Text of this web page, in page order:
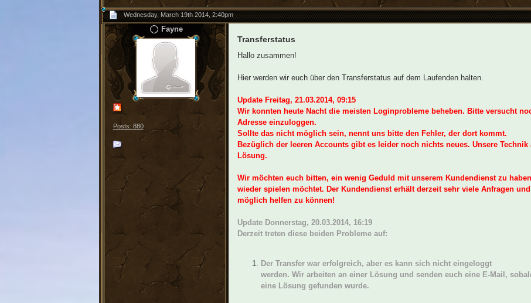
Wednesday, March 19th 2014, 2:40pm
Fayne
Posts: 880
Transferstatus
Hallo zusammen!
Hier werden wir euch über den Transferstatus auf dem Laufenden halten.
Update Freitag, 21.03.2014, 09:15
Wir konnten heute Nacht die meisten Loginprobleme beheben. Bitte versucht
Adresse einzuloggen.
Sollte das nicht möglich sein, nennt uns bitte den Fehler, der dort kommt.
Bezüglich der leeren Accounts gibt es leider noch nichts neues. Unsere
Lösung.
Wir möchten euch bitten, ein wenig Geduld mit unserem Kundendienst zu
wieder spielen möchtet. Der Kundendienst erhält derzeit sehr viele Anfragen
möglich helfen zu können!
Update Donnerstag, 20.03.2014, 16:19
Derzeit treten diese beiden Probleme auf:
Der Transfer war erfolgreich, aber es kann sich nicht eingeloggt
werden. Wir arbeiten an einer Lösung und senden euch eine E-Mail,
eine Lösung gefunden wurde.